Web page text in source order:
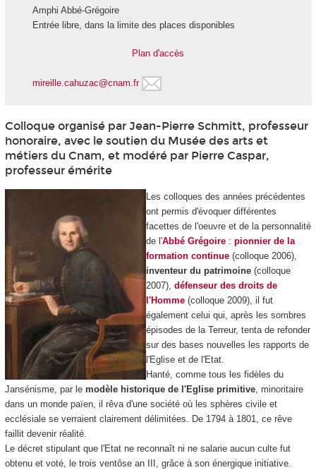
Amphi Abbé-Grégoire
Entrée libre, dans la limite des places disponibles
Plan d'accès
mireille.cahuzac@cnam.fr
Colloque organisé par Jean-Pierre Schmitt, professeur
honoraire, avec le soutien du Musée des arts et
métiers du Cnam, et modéré par Pierre Caspar,
professeur émérite
Les colloques des années précédentes
ont permis d'évoquer différentes
facettes de l'oeuvre et de la personnalité
de l'Abbé Grégoire: pionnier de la
formation continue(colloque 2006),
inventeur du patrimoine(colloque
2007), défenseur des droits de
l'Homme(colloque 2009), il fut
également celui qui, après les sombres
épisodes de la Terreur, tenta de refonder
sur des bases nouvelles les rapports de
l'Eglise et de l'Etat.
Hanté, comme tous les fidèles du
Jansénisme, par le modèle historique de l'Eglise primitive, minoritaire
dans un monde païen, il rêva d'une société où les sphères civile et
ecclésiale se verraient clairement délimitées. De 1794 à 1801, ce rêve
faillit devenir réalité.
Le décret stipulant que l'Etat ne reconnaît ni ne salarie aucun culte fut
obtenu et voté, le trois ventôse an III, grâce à son énergique initiative.